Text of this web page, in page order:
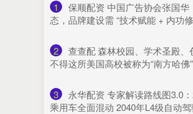
1
保顺配资 中国广告协会张国华
态，品牌建设需 “技术赋能 + 内功
2
查查配 森林校园、学术圣殿
不得这所美国高校被称为“南方哈佛”
3
永华配资 ​专家解读路线图3.0
乘用车全面混动 2040年L4级自动